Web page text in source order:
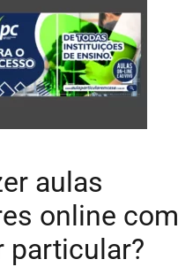
aulas
online com
particular?